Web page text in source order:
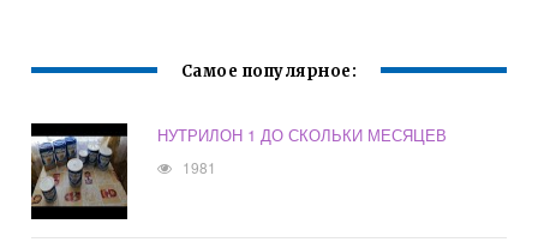
Самое популярное:
НУТРИЛОН 1 ДО СКОЛЬКИ МЕСЯЦЕВ
1981